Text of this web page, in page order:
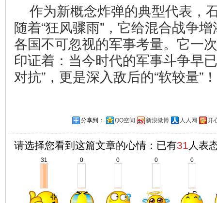
作为新概念炸弹的典型代表，
随着“狂风骤雨”，它给混合战争
各国不可忽视的军事考量。它一
印证着：当今时代的军事斗争早
对抗”，更是深入敌后的“软较量”！
分享到： QQ空间 新浪微博 人人网 开
请选择您看到这篇文章的心情：已有31 人表
31 0 0 0 0